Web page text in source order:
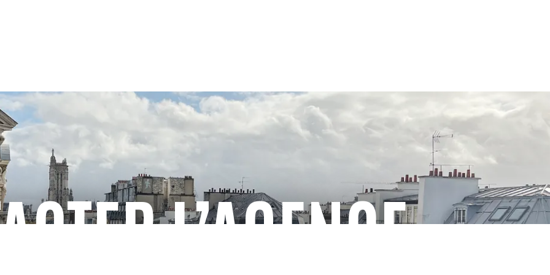
L’AGENCE